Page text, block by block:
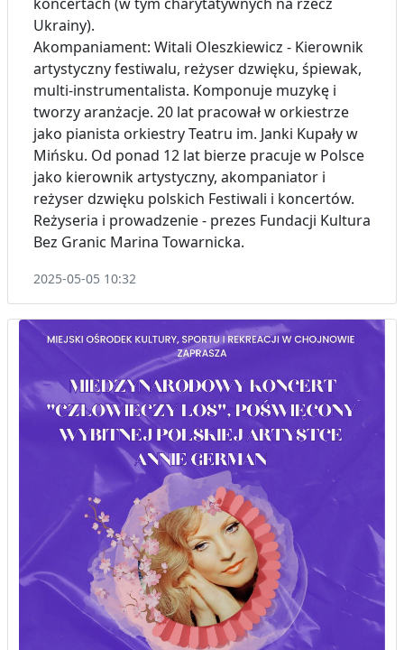
koncertach (w tym charytatywnych na rzecz
Ukrainy).
Akompaniament: Witali Oleszkiewicz - Kierownik
artystyczny festiwalu, reżyser dzwięku, śpiewak,
multi-instrumentalista. Komponuje muzykę i
tworzy aranżacje. 20 lat pracował w orkiestrze
jako pianista orkiestry Teatru im. Janki Kupały w
Mińsku. Od ponad 12 lat bierze pracuje w Polsce
jako kierownik artystyczny, akompaniator i
reżyser dzwięku polskich Festiwali i koncertów.
Reżyseria i prowadzenie - prezes Fundacji Kultura
Bez Granic Marina Towarnicka.
2025-05-05 10:32